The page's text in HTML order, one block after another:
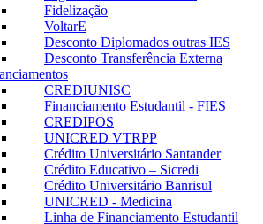
Fidelização
VoltarE
Desconto Diplomados outras IES
Desconto Transferência Externa
CREDIUNISC
Financiamento Estudantil - FIES
CREDIPOS
UNICRED VTRPP
Crédito Universitário Santander
Crédito Educativo – Sicredi
Crédito Universitário Banrisul
UNICRED - Medicina
Linha de Financiamento Estudantil